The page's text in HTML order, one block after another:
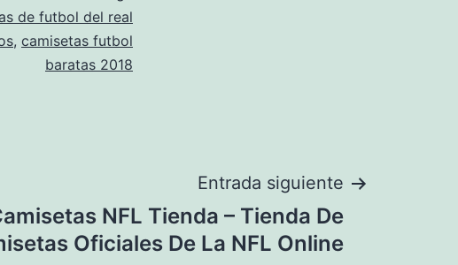
de futbol del real
, camisetas futbol
baratas 2018
Entrada siguiente
NFL Tienda – Tienda De
Oficiales De La NFL Online